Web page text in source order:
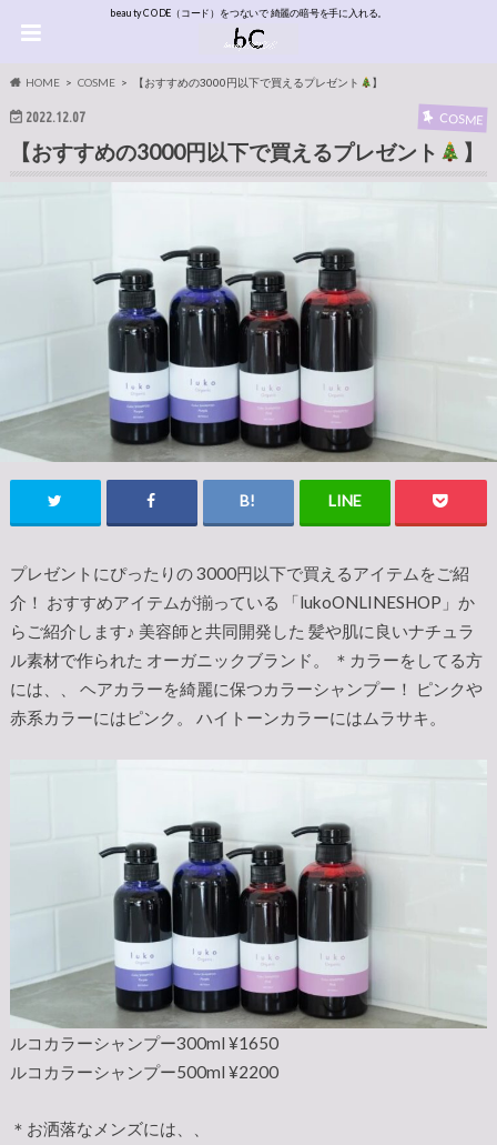
beauty CODE（コード）をつないで 綺麗の暗号を手に入れる。
HOME COSME 【おすすめの3000円以下で買えるプレゼント 】
2022.12.07 COSME
【おすすめの3000円以下で買えるプレゼント 】
プレゼントにぴったりの 3000円以下で買えるアイテムをご紹
介！ おすすめアイテムが揃っている 「lukoONLINESHOP」か
らご紹介します♪ 美容師と共同開発した 髪や肌に良いナチュラ
ル素材で作られた オーガニックブランド。 ＊カラーをしてる方
には、、 ヘアカラーを綺麗に保つカラーシャンプー！ ピンクや
赤系カラーにはピンク。 ハイトーンカラーにはムラサキ。
ルコカラーシャンプー300ml ¥1650
ルコカラーシャンプー500ml ¥2200
＊お洒落なメンズには、、